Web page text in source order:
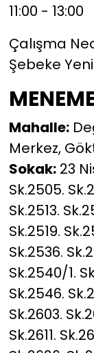
11:00 - 13:00
Çalışma
Şebeke
Mahalle:
Merkez,
Sokak:23
Sk.2505.
Sk.2513.
Sk.2519.
Sk.2536.
Sk.2540/1.
Sk.2546.
Sk.2603.
Sk.2611.